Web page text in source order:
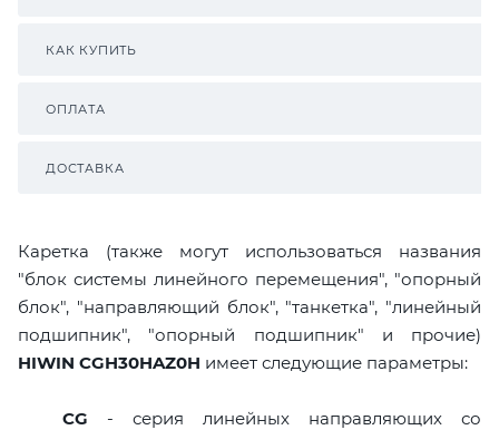
КАК КУПИТЬ
ОПЛАТА
ДОСТАВКА
Каретка (также могут использоваться названия
"блок системы линейного перемещения", "опорный
блок", "направляющий блок", "танкетка", "линейный
подшипник", "опорный подшипник" и прочие)
HIWIN CGH30HAZ0H имеет следующие параметры:
CG - серия линейных направляющих со